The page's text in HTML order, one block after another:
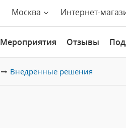
Москва Интернет-
Мероприятия Отзывы
Внедрённые решения